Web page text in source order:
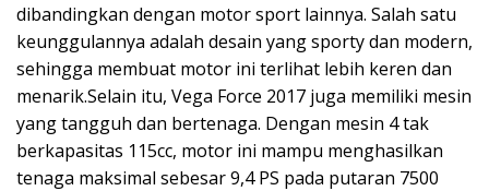
dibandingkan dengan motor sport lainnya. Salah satu
keunggulannya adalah desain yang sporty dan modern,
sehingga membuat motor ini terlihat lebih keren dan
menarik.Selain itu, Vega Force 2017 juga memiliki mesin
yang tangguh dan bertenaga. Dengan mesin 4 tak
berkapasitas 115cc, motor ini mampu menghasilkan
tenaga maksimal sebesar 9,4 PS pada putaran 7500